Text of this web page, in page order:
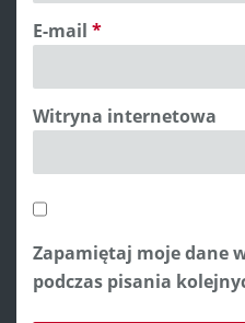
E-mail *
Witryna internetowa
Zapamiętaj moje dane
podczas pisania